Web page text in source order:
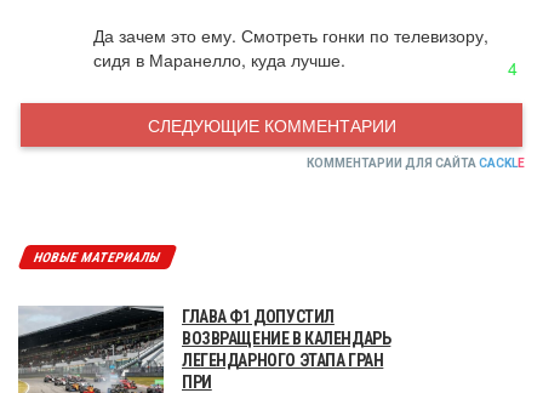
Да зачем это ему. Смотреть гонки по телевизору,
сидя в Маранелло, куда лучше.
4
СЛЕДУЮЩИЕ КОММЕНТАРИИ
КОММЕНТАРИИ ДЛЯ САЙТА CACKLE
НОВЫЕ МАТЕРИАЛЫ
ГЛАВА Ф1 ДОПУСТИЛ
ВОЗВРАЩЕНИЕ В КАЛЕНДАРЬ
ЛЕГЕНДАРНОГО ЭТАПА ГРАН
ПРИ